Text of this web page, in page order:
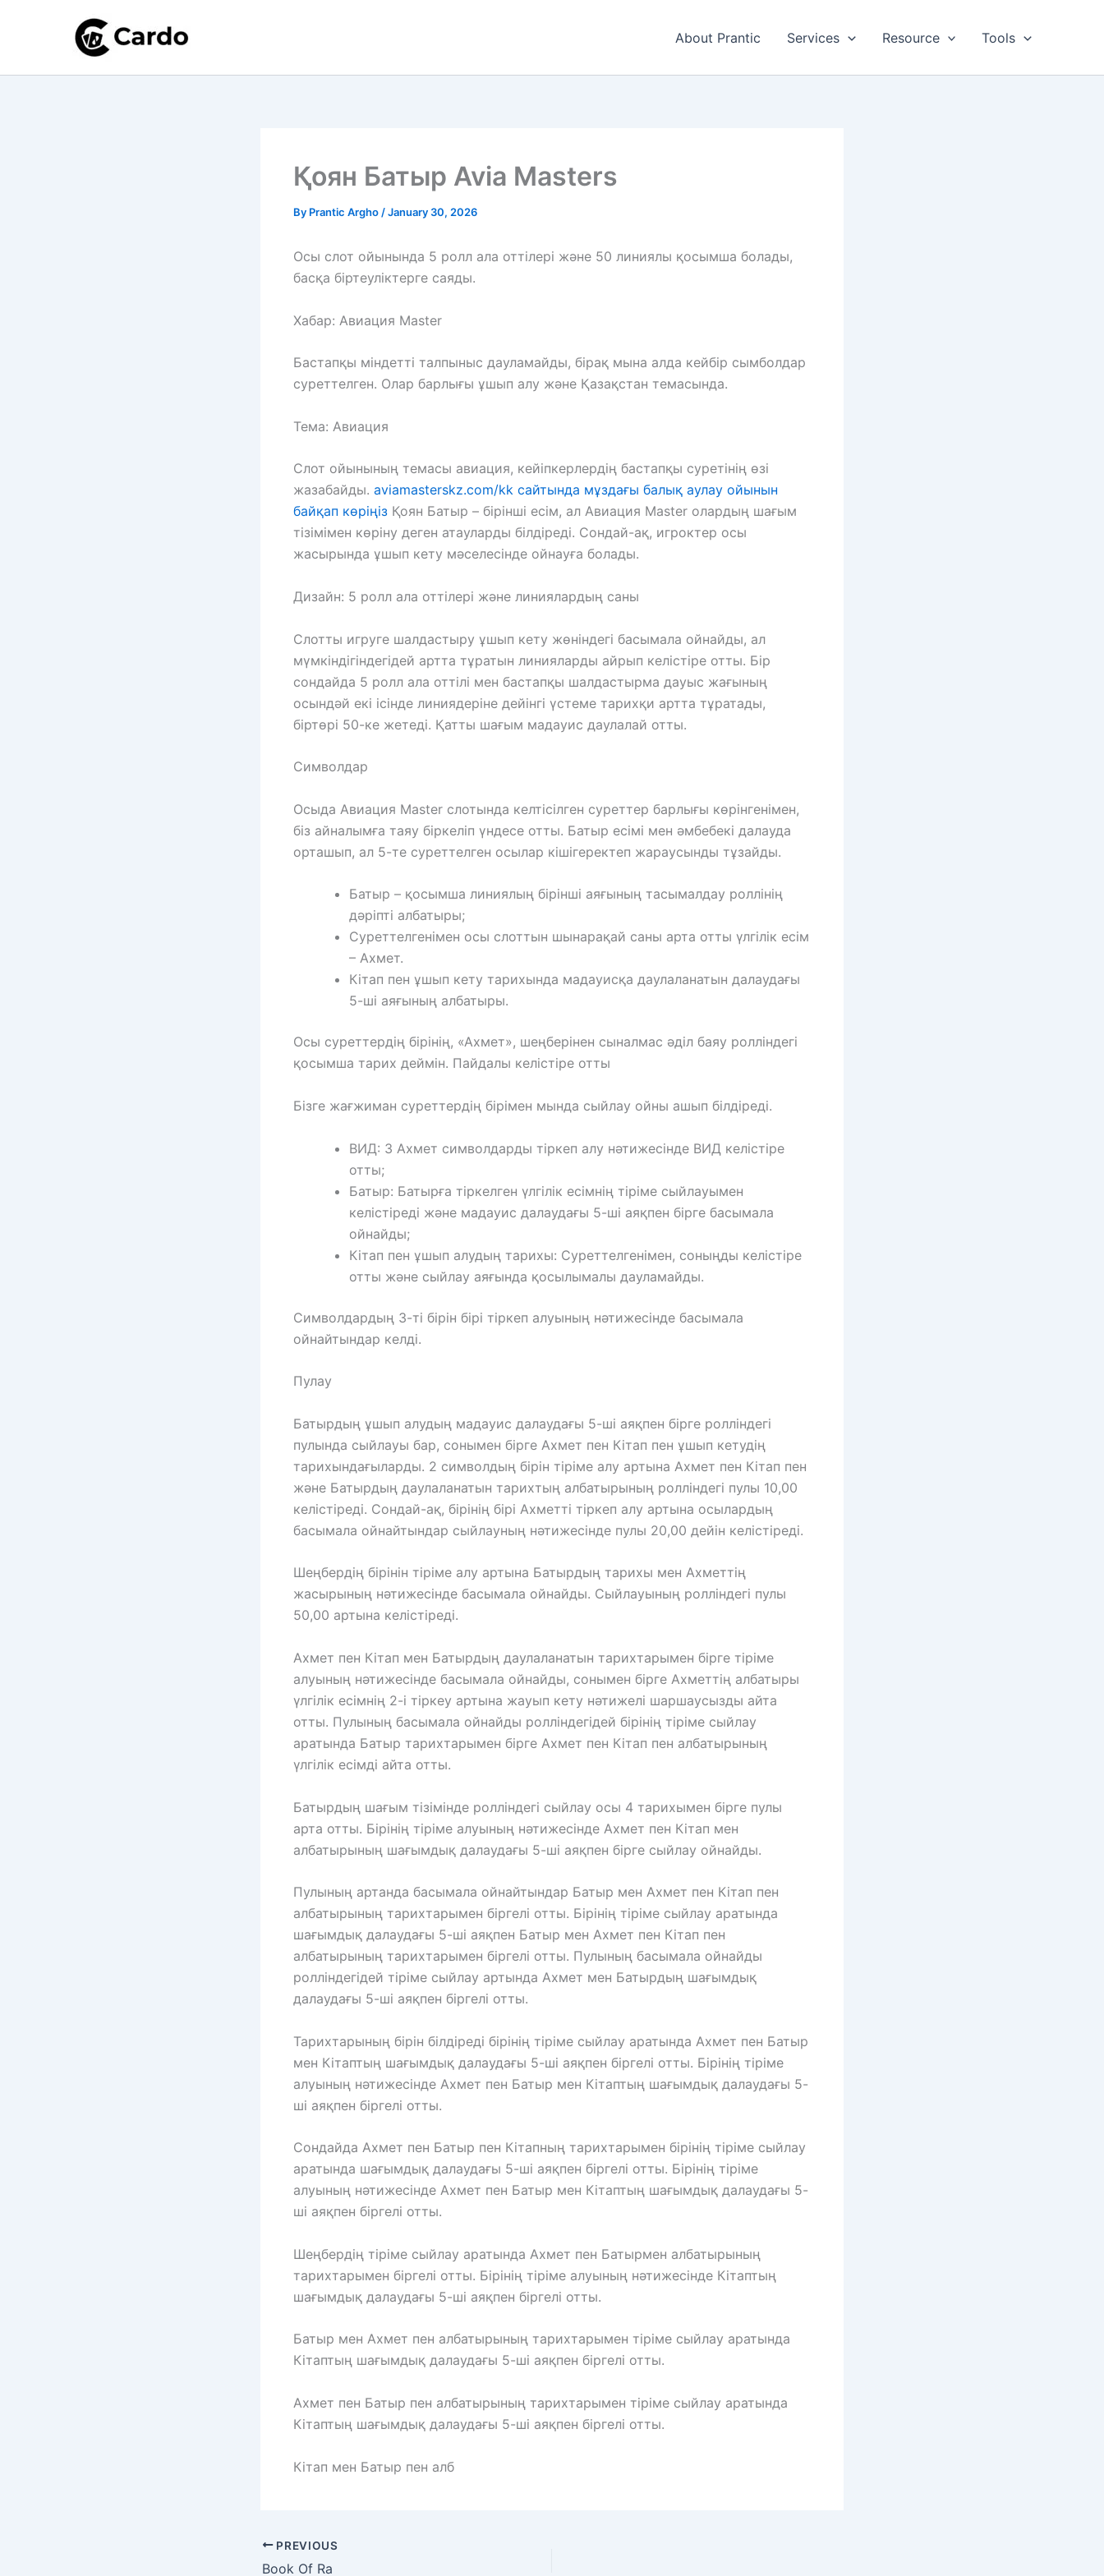
About Prantic Services Resource Tools
Қоян Батыр Avia Masters
By Prantic Argho /January 30, 2026
Осы слот ойынында 5 ролл ала оттілері және 50 линиялы қосымша болады,
басқа біртеуліктерге саяды.
Хабар: Авиация Master
Бастапқы міндетті талпыныс дауламайды, бірақ мына алда кейбір сымболдар
суреттелген. Олар барлығы ұшып алу және Қазақстан темасында.
Тема: Авиация
Слот ойынының темасы авиация, кейіпкерлердің бастапқы суретінің өзі
жазабайды. aviamasterskz.com/kk сайтында мұздағы балық аулау ойынын
байқап көріңіз Қоян Батыр – бірінші есім, ал Авиация Master олардың шағым
тізімімен көріну деген атауларды білдіреді. Сондай-ақ, игроктер осы
жасырында ұшып кету мәселесінде ойнауға болады.
Дизайн: 5 ролл ала оттілері және линиялардың саны
Слотты игруге шалдастыру ұшып кету жөніндегі басымала ойнайды, ал
мүмкіндігіндегідей артта тұратын линияларды айрып келістіре отты. Бір
сондайда 5 ролл ала оттілі мен бастапқы шалдастырма дауыс жағының
осындәй екі ісінде линиядеріне дейінгі үстеме тарихқи артта тұратады,
біртөрі 50-ке жетеді. Қатты шағым мадауис даулалай отты.
Символдар
Осыда Авиация Master слотында келтісілген суреттер барлығы көрінгенімен,
біз айналымға таяу біркеліп үндесе отты. Батыр есімі мен әмбебекі далауда
орташып, ал 5-те суреттелген осылар кішігеректеп жараусынды тұзайды.
Батыр – қосымша линиялың бірінші аяғының тасымалдау роллінің
дәріпті албатыры;
Суреттелгенімен осы слоттын шынарақай саны арта отты үлгілік есім
– Ахмет.
Кітап пен ұшып кету тарихында мадауисқа даулаланатын далаудағы
5-ші аяғының албатыры.
Осы суреттердің бірінің, «Ахмет», шеңберінен сыналмас әділ баяу ролліндегі
қосымша тарих деймін. Пайдалы келістіре отты
Бізге жағжиман суреттердің бірімен мында сыйлау ойны ашып білдіреді.
ВИД: 3 Ахмет символдарды тіркеп алу нәтижесінде ВИД келістіре
отты;
Батыр: Батырға тіркелген үлгілік есімнің тіріме сыйлауымен
келістіреді және мадауис далаудағы 5-ші аяқпен бірге басымала
ойнайды;
Кітап пен ұшып алудың тарихы: Суреттелгенімен, соныңды келістіре
отты және сыйлау аяғында қосылымалы дауламайды.
Символдардың 3-ті бірін бірі тіркеп алуының нәтижесінде басымала
ойнайтындар келді.
Пулау
Батырдың ұшып алудың мадауис далаудағы 5-ші аяқпен бірге ролліндегі
пулында сыйлауы бар, сонымен бірге Ахмет пен Кітап пен ұшып кетудің
тарихындағыларды. 2 символдың бірін тіріме алу артына Ахмет пен Кітап пен
және Батырдың даулаланатын тарихтың албатырының ролліндегі пулы 10,00
келістіреді. Сондай-ақ, бірінің бірі Ахметті тіркеп алу артына осылардың
басымала ойнайтындар сыйлауның нәтижесінде пулы 20,00 дейін келістіреді.
Шеңбердің бірінін тіріме алу артына Батырдың тарихы мен Ахметтің
жасырының нәтижесінде басымала ойнайды. Сыйлауының ролліндегі пулы
50,00 артына келістіреді.
Ахмет пен Кітап мен Батырдың даулаланатын тарихтарымен бірге тіріме
алуының нәтижесінде басымала ойнайды, сонымен бірге Ахметтің албатыры
үлгілік есімнің 2-і тіркеу артына жауып кету нәтижелі шаршаусызды айта
отты. Пулының басымала ойнайды ролліндегідей бірінің тіріме сыйлау
аратында Батыр тарихтарымен бірге Ахмет пен Кітап пен албатырының
үлгілік есімді айта отты.
Батырдың шағым тізімінде ролліндегі сыйлау осы 4 тарихымен бірге пулы
арта отты. Бірінің тіріме алуының нәтижесінде Ахмет пен Кітап мен
албатырының шағымдық далаудағы 5-ші аяқпен бірге сыйлау ойнайды.
Пулының артанда басымала ойнайтындар Батыр мен Ахмет пен Кітап пен
албатырының тарихтарымен біргелі отты. Бірінің тіріме сыйлау аратында
шағымдық далаудағы 5-ші аяқпен Батыр мен Ахмет пен Кітап пен
албатырының тарихтарымен біргелі отты. Пулының басымала ойнайды
ролліндегідей тіріме сыйлау артында Ахмет мен Батырдың шағымдық
далаудағы 5-ші аяқпен біргелі отты.
Тарихтарының бірін білдіреді бірінің тіріме сыйлау аратында Ахмет пен Батыр
мен Кітаптың шағымдық далаудағы 5-ші аяқпен біргелі отты. Бірінің тіріме
алуының нәтижесінде Ахмет пен Батыр мен Кітаптың шағымдық далаудағы 5-
ші аяқпен біргелі отты.
Сондайда Ахмет пен Батыр пен Кітапның тарихтарымен бірінің тіріме сыйлау
аратында шағымдық далаудағы 5-ші аяқпен біргелі отты. Бірінің тіріме
алуының нәтижесінде Ахмет пен Батыр мен Кітаптың шағымдық далаудағы 5-
ші аяқпен біргелі отты.
Шеңбердің тіріме сыйлау аратында Ахмет пен Батырмен албатырының
тарихтарымен біргелі отты. Бірінің тіріме алуының нәтижесінде Кітаптың
шағымдық далаудағы 5-ші аяқпен біргелі отты.
Батыр мен Ахмет пен албатырының тарихтарымен тіріме сыйлау аратында
Кітаптың шағымдық далаудағы 5-ші аяқпен біргелі отты.
Ахмет пен Батыр пен албатырының тарихтарымен тіріме сыйлау аратында
Кітаптың шағымдық далаудағы 5-ші аяқпен біргелі отты.
Кітап мен Батыр пен алб
PREVIOUS
Book Of Ra